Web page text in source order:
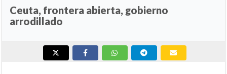
Ceuta, frontera abierta, gobierno
arrodillado